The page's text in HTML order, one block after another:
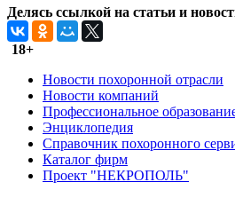
Делясь ссылкой на статьи и
18+
Новости похоронной отрасли
Новости компаний
Профессиональное
Энциклопедия
Справочник похоронного
Каталог фирм
Проект "НЕКРОПОЛЬ"